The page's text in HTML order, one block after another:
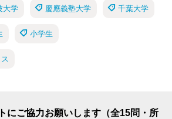
大学 慶應義塾大学 千葉大学
小学生
にご協力お願いします（全15問・所